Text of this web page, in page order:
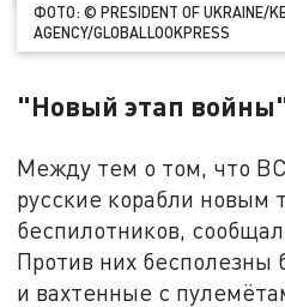
ФОТО: © PRESIDENT OF UKRAINE/
AGENCY/GLOBALLOOKPRESS
"Новый этап
Между тем о том, что
русские корабли новым
беспилотников,
Против них бесполезны
и вахтенные с